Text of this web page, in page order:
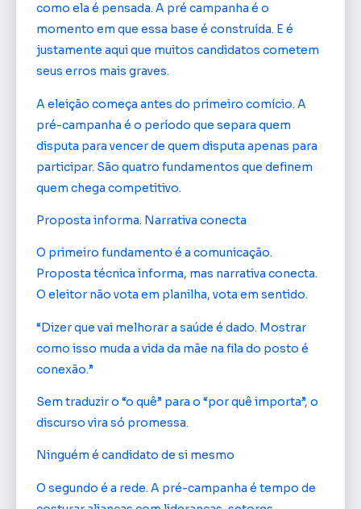
como ela é pensada. A pré campanha é o
momento em que essa base é construída. E é
justamente aqui que muitos candidatos cometem
seus erros mais graves.
A eleição começa antes do primeiro comício. A
pré-campanha é o período que separa quem
disputa para vencer de quem disputa apenas para
participar. São quatro fundamentos que definem
quem chega competitivo.
Proposta informa. Narrativa conecta
O primeiro fundamento é a comunicação.
Proposta técnica informa, mas narrativa conecta.
O eleitor não vota em planilha, vota em sentido.
“Dizer que vai melhorar a saúde é dado. Mostrar
como isso muda a vida da mãe na fila do posto é
conexão.”
Sem traduzir o “o quê” para o “por quê importa”, o
discurso vira só promessa.
Ninguém é candidato de si mesmo
O segundo é a rede. A pré-campanha é tempo de